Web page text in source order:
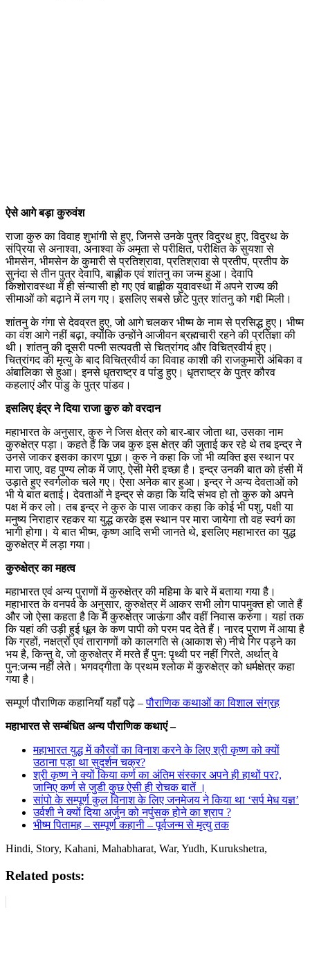
ऐसे आगे बड़ा कुरुवंश
राजा कुरु का विवाह शुभांगी से हुए, जिनसे उनके पुत्र विदुरथ हुए, विदुरथ के
संप्रिया से अनाश्वा, अनाश्वा के अमृता से परीक्षित, परीक्षित के सुयशा से
भीमसेन, भीमसेन के कुमारी से प्रतिश्रावा, प्रतिश्रावा से प्रतीप, प्रतीप के
सुनंदा से तीन पुत्र देवापि, बाह्लीक एवं शांतनु का जन्म हुआ। देवापि
किशोरावस्था में ही संन्यासी हो गए एवं बाह्लीक युवावस्था में अपने राज्य की
सीमाओं को बढ़ाने में लग गए। इसलिए सबसे छोटे पुत्र शांतनु को गद्दी मिली।
शांतनु के गंगा से देवव्रत हुए, जो आगे चलकर भीष्म के नाम से प्रसिद्ध हुए। भीष्म
का वंश आगे नहीं बढ़ा, क्योंकि उन्होंने आजीवन ब्रह्मचारी रहने की प्रतिज्ञा की
थी। शांतनु की दूसरी पत्नी सत्यवती से चित्रांगद और विचित्रवीर्य हुए।
चित्रांगद की मृत्यु के बाद विचित्रवीर्य का विवाह काशी की राजकुमारी अंबिका व
अंबालिका से हुआ। इनसे धृतराष्ट्र व पांडु हुए। धृतराष्ट्र के पुत्र कौरव
कहलाएं और पांडु के पुत्र पांडव।
इसलिए इंद्र ने दिया राजा कुरु को वरदान
महाभारत के अनुसार, कुरु ने जिस क्षेत्र को बार-बार जोता था, उसका नाम
कुरुक्षेत्र पड़ा। कहते हैं कि जब कुरु इस क्षेत्र की जुताई कर रहे थे तब इन्द्र ने
उनसे जाकर इसका कारण पूछा। कुरु ने कहा कि जो भी व्यक्ति इस स्थान पर
मारा जाए, वह पुण्य लोक में जाए, ऐसी मेरी इच्छा है। इन्द्र उनकी बात को हंसी में
उड़ाते हुए स्वर्गलोक चले गए। ऐसा अनेक बार हुआ। इन्द्र ने अन्य देवताओं को
भी ये बात बताई। देवताओं ने इन्द्र से कहा कि यदि संभव हो तो कुरु को अपने
पक्ष में कर लो। तब इन्द्र ने कुरु के पास जाकर कहा कि कोई भी पशु, पक्षी या
मनुष्य निराहार रहकर या युद्ध करके इस स्थान पर मारा जायेगा तो वह स्वर्ग का
भागी होगा। ये बात भीष्म, कृष्ण आदि सभी जानते थे, इसलिए महाभारत का युद्ध
कुरुक्षेत्र में लड़ा गया।
कुरुक्षेत्र का महत्व
महाभारत एवं अन्य पुराणों में कुरुक्षेत्र की महिमा के बारे में बताया गया है।
महाभारत के वनपर्व के अनुसार, कुरुक्षेत्र में आकर सभी लोग पापमुक्त हो जाते हैं
और जो ऐसा कहता है कि मैं कुरुक्षेत्र जाऊंगा और वहीं निवास करुंगा। यहां तक
कि यहां की उड़ी हुई धूल के कण पापी को परम पद देते हैं। नारद पुराण में आया है
कि ग्रहों, नक्षत्रों एवं तारागणों को कालगति से (आकाश से) नीचे गिर पड़ने का
भय है, किन्तु वे, जो कुरुक्षेत्र में मरते हैं पुन: पृथ्वी पर नहीं गिरते, अर्थात् वे
पुन:जन्म नहीं लेते। भगवद्गीता के प्रथम श्लोक में कुरुक्षेत्र को धर्मक्षेत्र कहा
गया है।
सम्पूर्ण पौराणिक कहानियाँ यहाँ पढ़े –पौराणिक कथाओं का विशाल संग्रह
महाभारत से सम्बंधित अन्य पौराणिक कथाएं –
महाभारत युद्ध में कौरवों का विनाश करने के लिए श्री कृष्ण को क्यों
उठाना पड़ा था सुदर्शन चक्र?
श्री कृष्ण ने क्यों किया कर्ण का अंतिम संस्कार अपने ही हाथों पर?,
जानिए कर्ण से जुडी कुछ ऐसी ही रोचक बातें ।
सांपो के सम्पूर्ण कुल विनाश के लिए जनमेजय ने किया था ‘सर्प मेध यज्ञ’
उर्वशी ने क्यों दिया अर्जुन को नपुंसक होने का श्राप ?
भीष्म पितामह – सम्पूर्ण कहानी – पूर्वजन्म से मृत्यु तक
Hindi, Story, Kahani, Mahabharat, War, Yudh, Kurukshetra,
Related posts: